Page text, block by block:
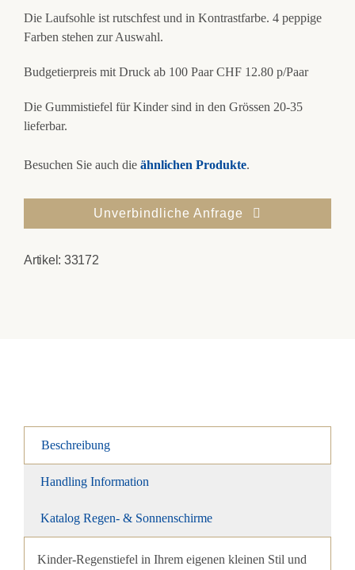
Die Laufsohle ist rutschfest und in Kontrastfarbe. 4 peppige
Farben stehen zur Auswahl.
Budgetierpreis mit Druck ab 100 Paar CHF 12.80 p/Paar
Die Gummistiefel für Kinder sind in den Grössen 20-35
lieferbar.
Besuchen Sie auch die ähnlichen Produkte.
Unverbindliche Anfrage
Artikel: 33172
Beschreibung
Handling Information
Katalog Regen- & Sonnenschirme
Kinder-Regenstiefel in Ihrem eigenen kleinen Stil und